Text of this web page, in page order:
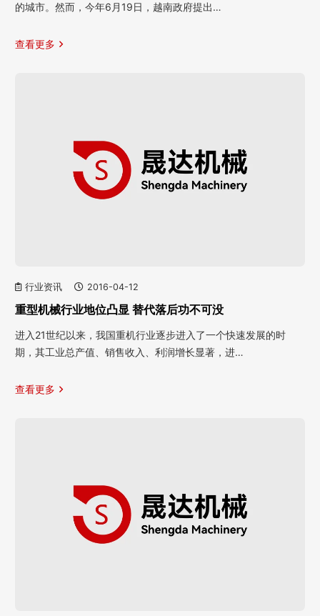
的城市。然而，今年6月19日，越南政府提出…
查看更多
行业资讯 2016-04-12
重型机械行业地位凸显 替代落后功不可没
进入21世纪以来，我国重机行业逐步进入了一个快速发展的时
期，其工业总产值、销售收入、利润增长显著，进…
查看更多